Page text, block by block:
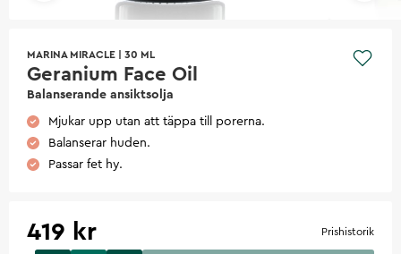
MARINA MIRACLE 30 ML
Geranium Face Oil
Balanserande ansiktsolja
Mjukar upp utan att täppa till porerna.
Balanserar huden.
Passar fet hy.
419 kr Prishistorik